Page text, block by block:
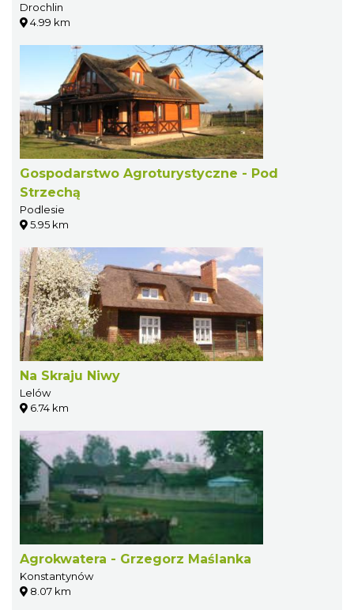
Drochlin
4.99 km
Gospodarstwo Agroturystyczne - Pod
Strzechą
Podlesie
5.95 km
Na Skraju Niwy
Lelów
6.74 km
Agrokwatera - Grzegorz Maślanka
Konstantynów
8.07 km